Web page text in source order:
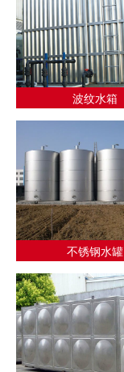
波纹水箱
不锈钢水罐